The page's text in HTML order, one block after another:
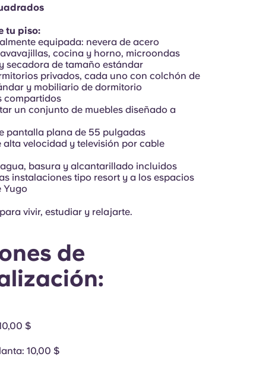
tu piso:
equipada: nevera de acero
cocina y horno, microondas
secadora de tamaño estándar
privados, cada uno con colchón de
y mobiliario de dormitorio
compartidos
un conjunto de muebles diseñado a
pantalla plana de 55 pulgadas
alta velocidad y televisión por cable
agua, basura y alcantarillado incluidos
instalaciones tipo resort y a los espacios
Yugo
vivir, estudiar y relajarte.
de
$
: 10,00 $